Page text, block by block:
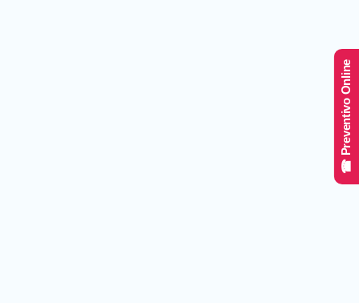
☎ Preventivo Online